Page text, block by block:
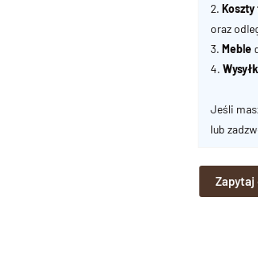
2.
oraz
3.Meble
4.
Jeśli
lub
Zapytaj